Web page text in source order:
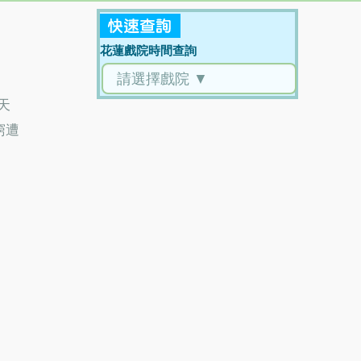
遭
花蓮戲院時間查詢